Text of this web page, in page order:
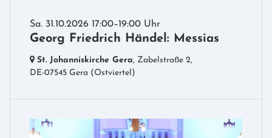
Sa. 31.10.2026 17:00–19:00 Uhr
Georg Friedrich Händel: Messias
St. Johanniskirche Gera, Zabelstraße 2,
DE-07545 Gera (Ostviertel)